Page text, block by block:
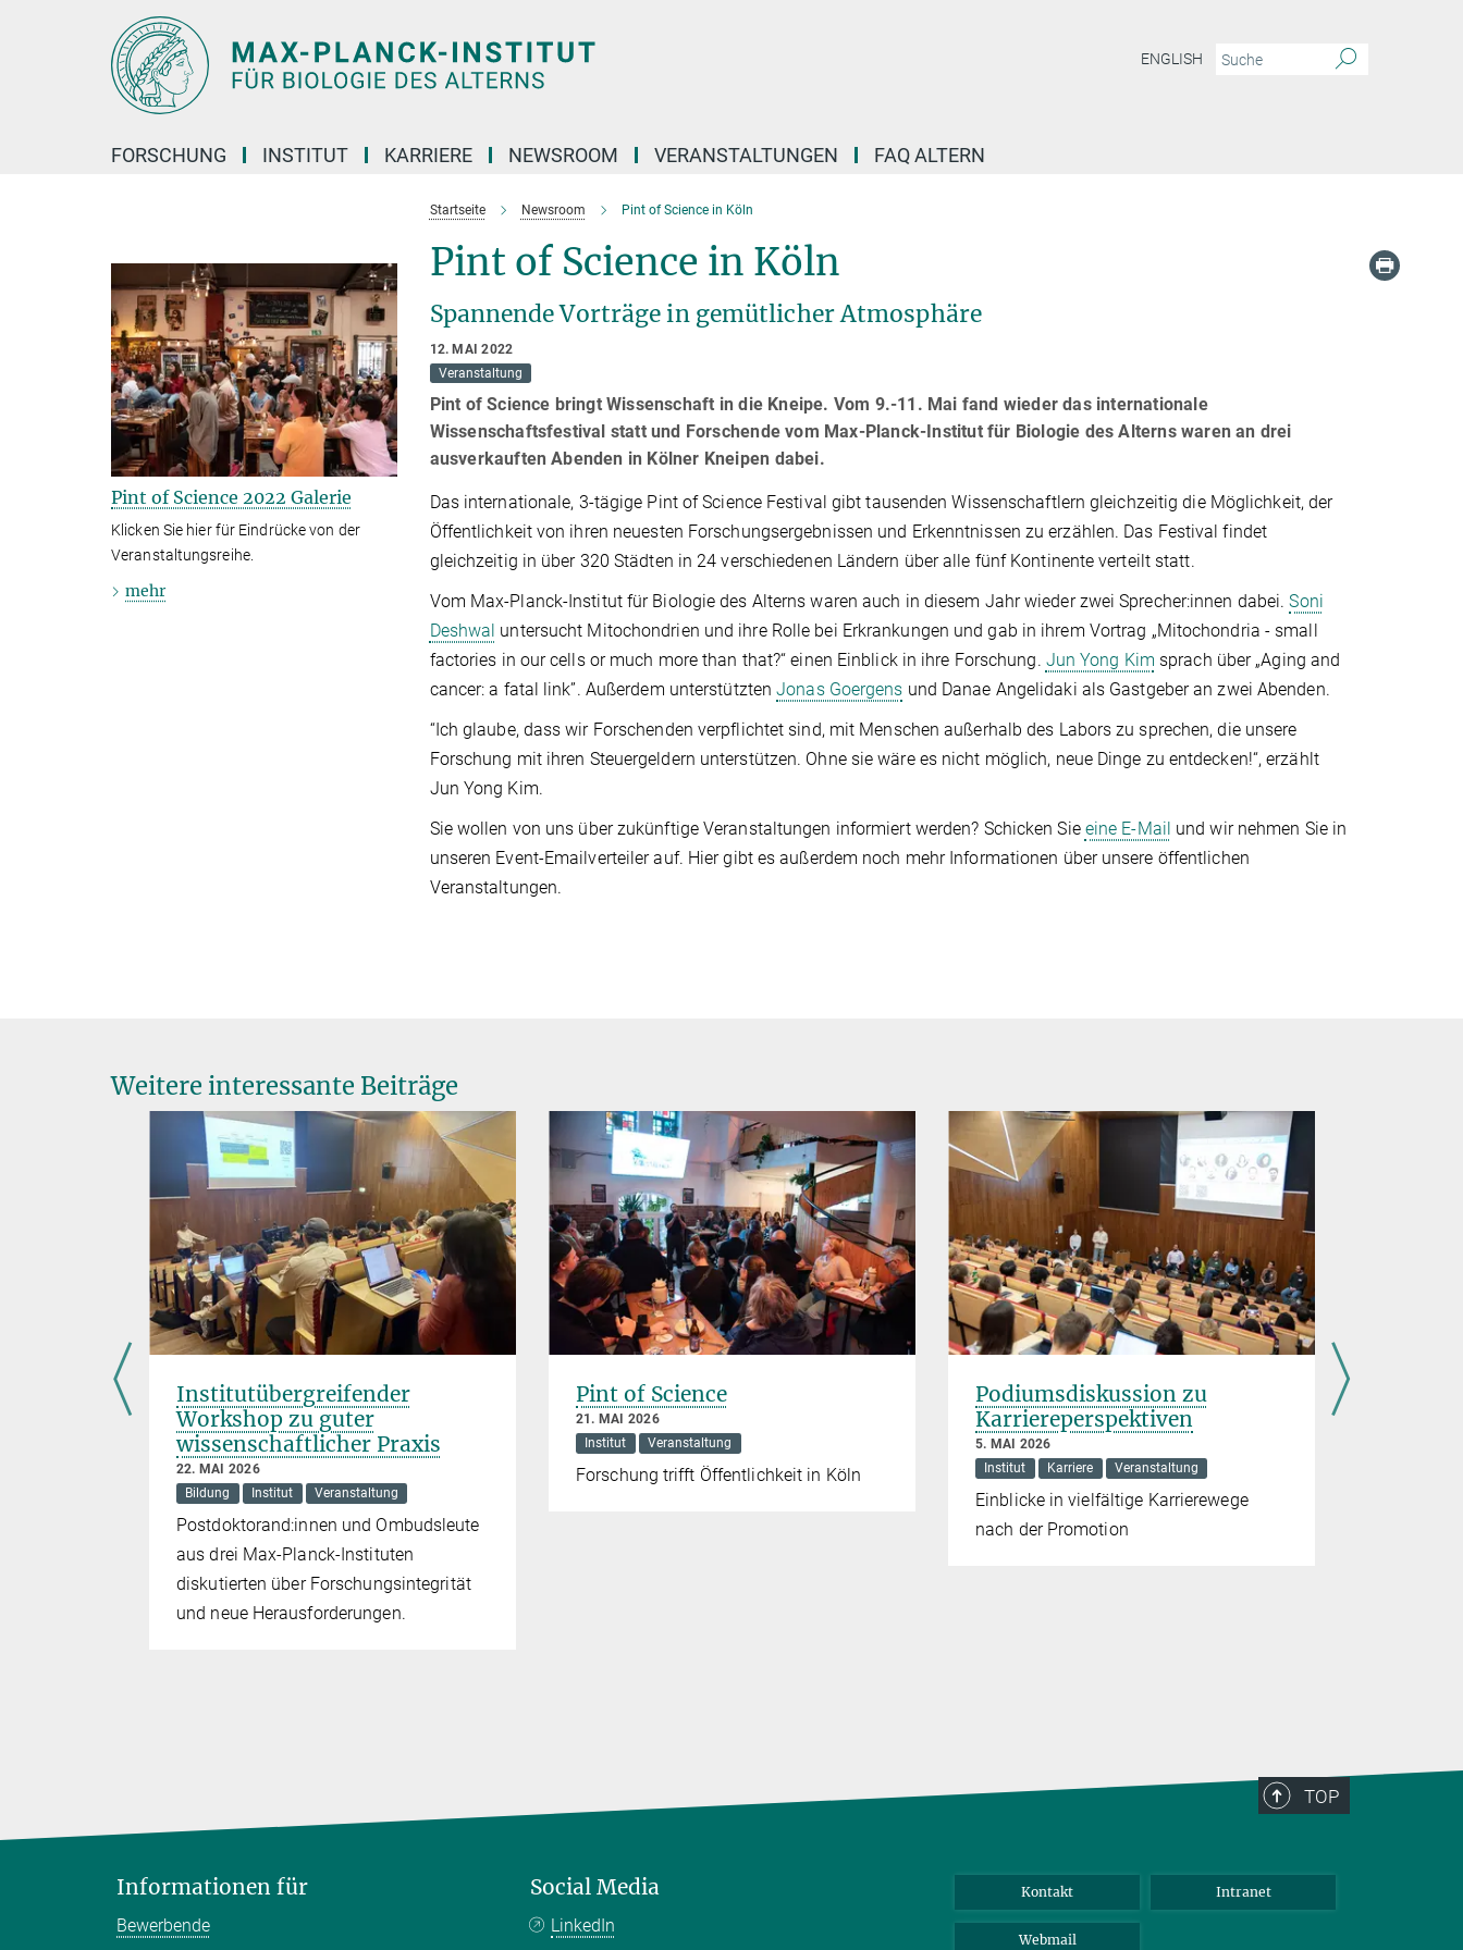
ENGLISH
FORSCHUNG INSTITUT KARRIERE NEWSROOM VERANSTALTUNGEN FAQ ALTERN
Startseite Newsroom Pint of Science in Köln
Pint of Science in Köln
Spannende Vorträge in gemütlicher Atmosphäre
12. MAI 2022
Veranstaltung
Pint of Science bringt Wissenschaft in die Kneipe. Vom 9.-11. Mai fand wieder das internationale
Wissenschaftsfestival statt und Forschende vom Max-Planck-Institut für Biologie des Alterns waren an drei
ausverkauften Abenden in Kölner Kneipen dabei.
Das internationale, 3-tägige Pint of Science Festival gibt tausenden Wissenschaftlern gleichzeitig die Möglichkeit, der
Öffentlichkeit von ihren neuesten Forschungsergebnissen und Erkenntnissen zu erzählen. Das Festival findet
gleichzeitig in über 320 Städten in 24 verschiedenen Ländern über alle fünf Kontinente verteilt statt.
Vom Max-Planck-Institut für Biologie des Alterns waren auch in diesem Jahr wieder zwei Sprecher:innen dabei.Soni
Deshwal untersucht Mitochondrien und ihre Rolle bei Erkrankungen und gab in ihrem Vortrag „Mitochondria - small
factories in our cells or much more than that?“ einen Einblick in ihre Forschung. Jun Yong Kim sprach über „Aging and
cancer: a fatal link”. Außerdem unterstütztenJonas Goergens und Danae Angelidaki als Gastgeber an zwei Abenden.
“Ich glaube, dass wir Forschenden verpflichtet sind, mit Menschen außerhalb des Labors zu sprechen, die unsere
Forschung mit ihren Steuergeldern unterstützen. Ohne sie wäre es nicht möglich, neue Dinge zu entdecken!“, erzählt
Jun Yong Kim.
Sie wollen von uns über zukünftige Veranstaltungen informiert werden? Schicken Sie eine E-Mail und wir nehmen Sie in
unseren Event-Emailverteiler auf. Hier gibt es außerdem noch mehr Informationen über unsere öffentlichen
Veranstaltungen.
Pint of Science 2022 Galerie
Klicken Sie hier für Eindrücke von der
Veranstaltungsreihe.
mehr
Weitere interessante Beiträge
Institutübergreifender
Workshop zu guter
wissenschaftlicher Praxis
22. MAI 2026
Bildung
Institut Veranstaltung
Postdoktorand:innen und Ombudsleute
aus drei Max-Planck-Instituten
diskutierten über Forschungsintegrität
und neue Herausforderungen.
Pint of Science
21. MAI 2026
Institut
Veranstaltung
Forschung trifft Öffentlichkeit in Köln
Podiumsdiskussion zu
Karriereperspektiven
5. MAI 2026
Institut
Karriere Veranstaltung
Einblicke in vielfältige Karrierewege
nach der Promotion
TOP
Informationen für
Bewerbende
Social Media
LinkedIn
Kontakt Intranet
Webmail